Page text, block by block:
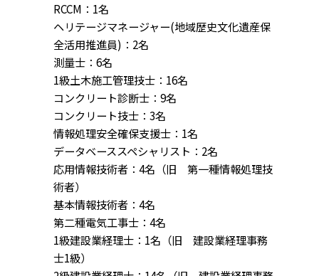
RCCM：1名
ヘリテージマネージャー(地域歴史文化遺産保
全活用推進員)：2名
測量士：6名
1級土木施工管理技士：16名
コンクリート診断士：9名
コンクリート技士：3名
情報処理安全確保支援士：1名
データベーススペシャリスト：2名
応用情報技術者：4名（旧 第一種情報処理技
術者）
基本情報技術者：4名
第二種電気工事士：4名
1級建設業経理士：1名（旧 建設業経理事務
士1級）